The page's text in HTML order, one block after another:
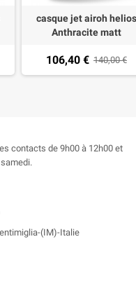
casque jet airoh helios
Anthracite matt
106,40 € 140,00 €
contacts de 9h00 à 12h00 et
(IM)-Italie